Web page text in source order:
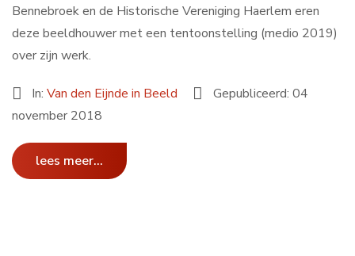
Bennebroek en de Historische Vereniging Haerlem eren
deze beeldhouwer met een tentoonstelling (medio 2019)
over zijn werk.
In:Van den Eijnde in Beeld
Gepubliceerd: 04
november 2018
lees meer...